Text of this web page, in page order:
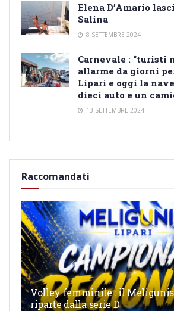
Elena D’Amario
Salina
8 SETTEMBRE 2024
Carnevale : “turisti
allarme da giorni
Lipari e oggi la
dieci auto e un
13 SETTEMBRE 2024
Raccomandati
Volley femminile : il
riparte dalla serie D